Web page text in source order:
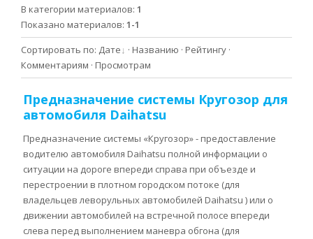
В категории материалов: 1
Показано материалов: 1-1
Сортировать по: Дате · Названию · Рейтингу ·
Комментариям · Просмотрам
Предназначение системы Кругозор для
автомобиля Daihatsu
Предназначение системы «Кругозор» - предоставление
водителю автомобиля Daihatsu полной информации о
ситуации на дороге впереди справа при объезде и
перестроении в плотном городском потоке (для
владельцев леворульных автомобилей Daihatsu ) или о
движении автомобилей на встречной полосе впереди
слева перед выполнением маневра обгона (для